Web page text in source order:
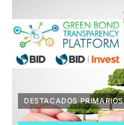
DESTACADOS PRIMARIOS